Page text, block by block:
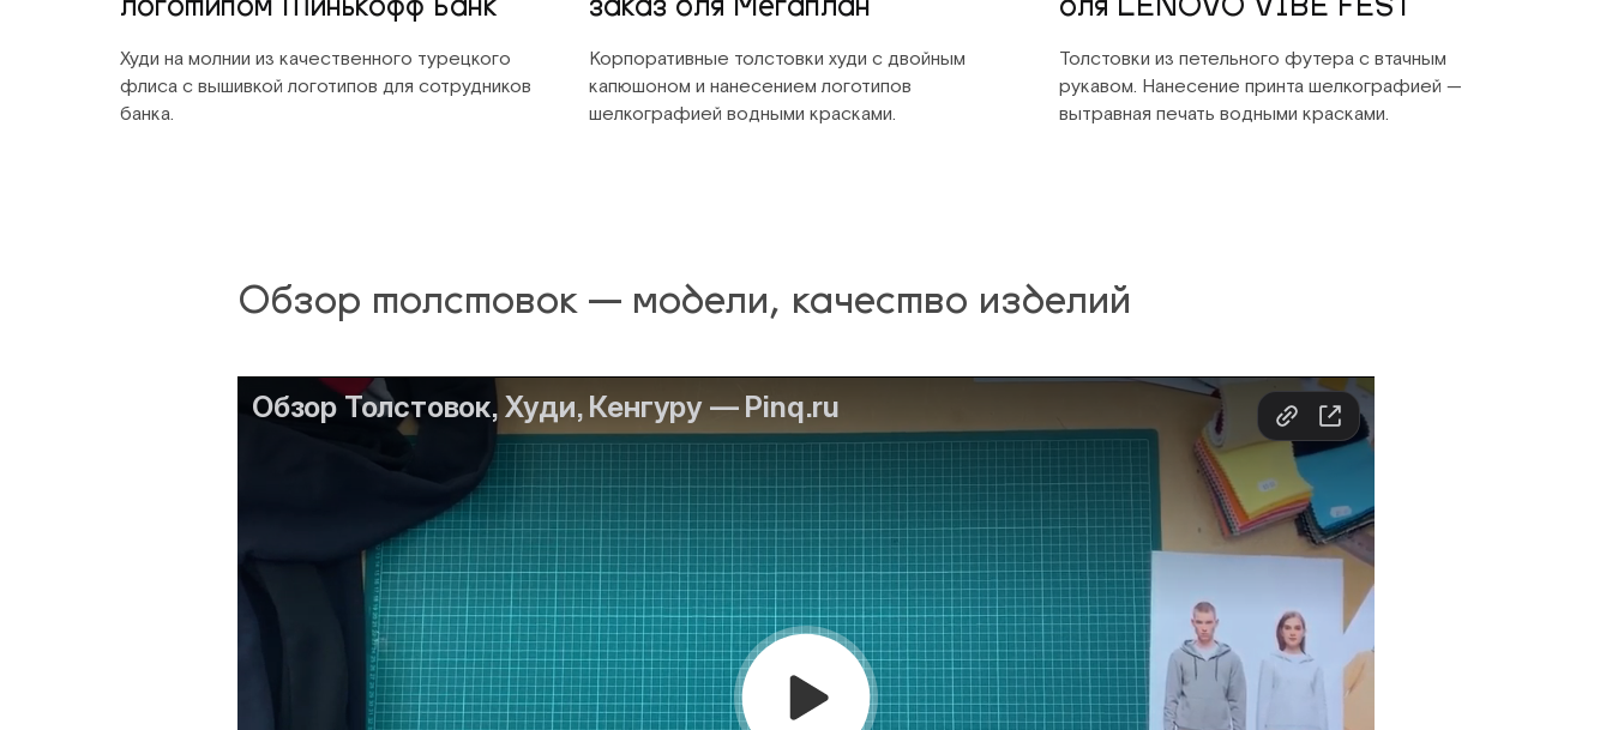
логотипом Тинькофф Банк
Худи на молнии из качественного турецкого
флиса с вышивкой логотипов для сотрудников
банка.
заказ для Мегаплан
Корпоративные толстовки худи с двойным
капюшоном и нанесением логотипов
шелкографией водными красками.
для LENOVO VIBE FEST
Толстовки из петельного футера с втачным
рукавом. Нанесение принта шелкографией —
вытравная печать водными красками.
Обзор толстовок — модели, качество изделий